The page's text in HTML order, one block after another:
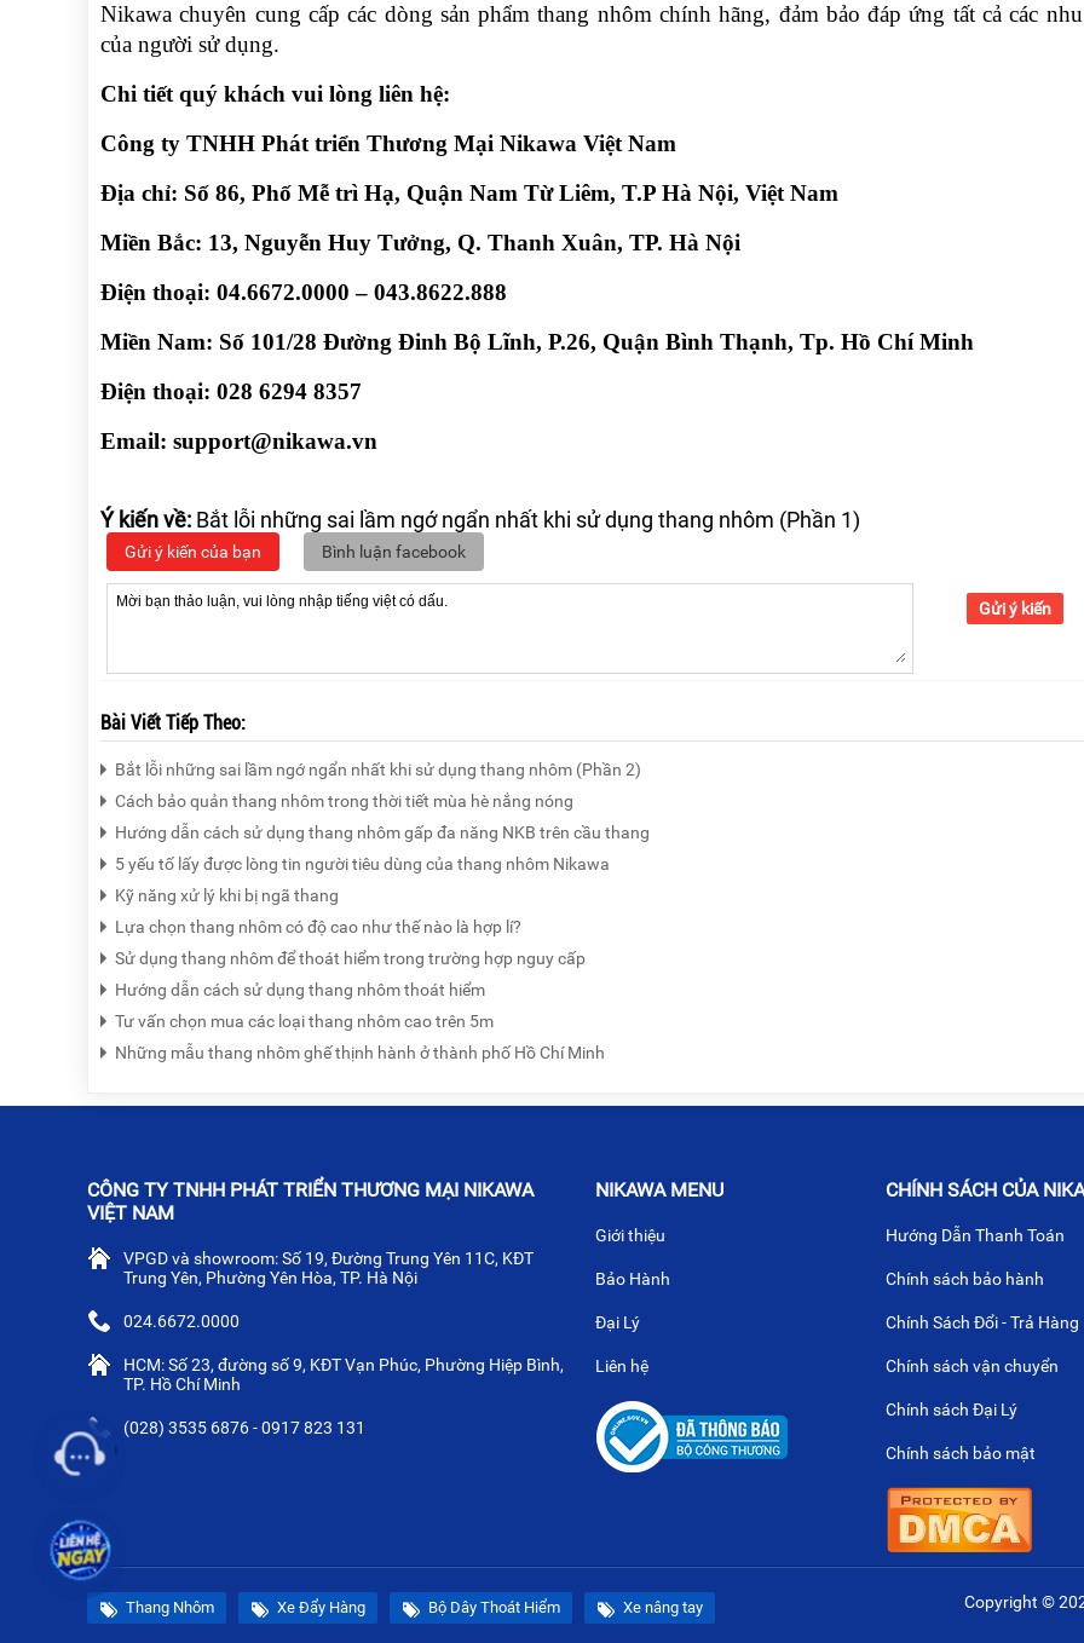
Nikawa chuyên cung cấp các dòng sản phẩm thang nhôm chính hãng, đảm bảo đáp ứng tất cả các nhu
của người sử dụng.
Chi tiết quý khách vui lòng liên hệ:
Công ty TNHH Phát triển Thương Mại Nikawa Việt Nam
Địa chỉ: Số 86, Phố Mễ trì Hạ, Quận Nam Từ Liêm, T.P Hà Nội, Việt Nam
Miền Bắc: 13, Nguyễn Huy Tưởng, Q. Thanh Xuân, TP. Hà Nội
Điện thoại: 04.6672.0000 – 043.8622.888
Miền Nam: Số 101/28 Đường Đinh Bộ Lĩnh, P.26, Quận Bình Thạnh, Tp. Hồ Chí Minh
Điện thoại: 028 6294 8357
Email: support@nikawa.vn
Ý kiến về: Bắt lỗi những sai lầm ngớ ngẩn nhất khi sử dụng thang nhôm (Phần 1)
Gửi ý kiến của bạn Bình luận facebook
Gửi ý kiến
Bài Viết Tiếp Theo:
Bắt lỗi những sai lầm ngớ ngẩn nhất khi sử dụng thang nhôm (Phần 2)
Cách bảo quản thang nhôm trong thời tiết mùa hè nắng nóng
Hướng dẫn cách sử dụng thang nhôm gấp đa năng NKB trên cầu thang
5 yếu tố lấy được lòng tin người tiêu dùng của thang nhôm Nikawa
Kỹ năng xử lý khi bị ngã thang
Lựa chọn thang nhôm có độ cao như thế nào là hợp lí?
Sử dụng thang nhôm để thoát hiểm trong trường hợp nguy cấp
Hướng dẫn cách sử dụng thang nhôm thoát hiểm
Tư vấn chọn mua các loại thang nhôm cao trên 5m
Những mẫu thang nhôm ghế thịnh hành ở thành phố Hồ Chí Minh
CÔNG TY TNHH PHÁT TRIỂN THƯƠNG MẠI NIKAWA
VIỆT NAM
VPGD và showroom: Số 19, Đường Trung Yên 11C, KĐT
Trung Yên, Phường Yên Hòa, TP. Hà Nội
024.6672.0000
HCM: Số 23, đường số 9, KĐT Vạn Phúc, Phường Hiệp Bình,
TP. Hồ Chí Minh
(028) 3535 6876 - 0917 823 131
NIKAWA MENU
Giới thiệu
Bảo Hành
Đại Lý
Liên hệ
CHÍNH SÁCH CỦA
Hướng Dẫn Thanh Toán
Chính sách bảo hành
Chính Sách Đổi - Trả Hàng
Chính sách vận chuyển
Chính sách Đại Lý
Chính sách bảo mật
Thang Nhôm Xe Đẩy Hàng Bộ Dây Thoát Hiểm Xe nâng tay Copyright ©